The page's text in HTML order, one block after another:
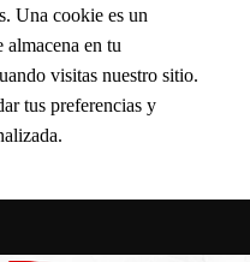
Una cookie es un
almacena en tu
visitas nuestro sitio.
tus preferencias y